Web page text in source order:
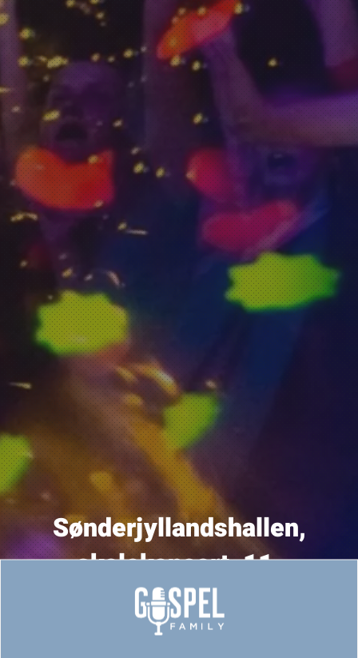
Sønderjyllandshallen,
skolekoncert, 11.
december 2020, kl.09.00
11/12/2020